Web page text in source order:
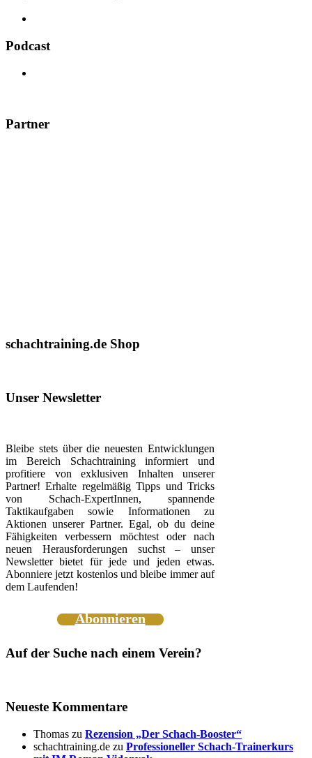
Podcast
Partner
schachtraining.de Shop
Unser Newsletter
Bleibe stets über die neuesten Entwicklungen
im Bereich Schachtraining informiert und
profitiere von exklusiven Inhalten unserer
Partner! Erhalte regelmäßig Tipps und Tricks
von Schach-ExpertInnen, spannende
Taktikaufgaben sowie Informationen zu
Aktionen unserer Partner. Egal, ob du deine
Fähigkeiten verbessern möchtest oder nach
neuen Herausforderungen suchst – unser
Newsletter bietet für jede und jeden etwas.
Abonniere jetzt kostenlos und bleibe immer auf
dem Laufenden!
Abonnieren
Auf der Suche nach einem Verein?
Neueste Kommentare
Thomas zu Rezension „Der Schach-Booster“
schachtraining.de zu Professioneller Schach-Trainerkurs